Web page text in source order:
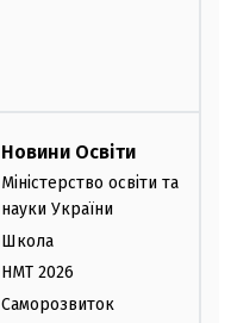
Новини Освіти
Міністерство освіти та
науки України
Школа
НМТ 2026
Саморозвиток